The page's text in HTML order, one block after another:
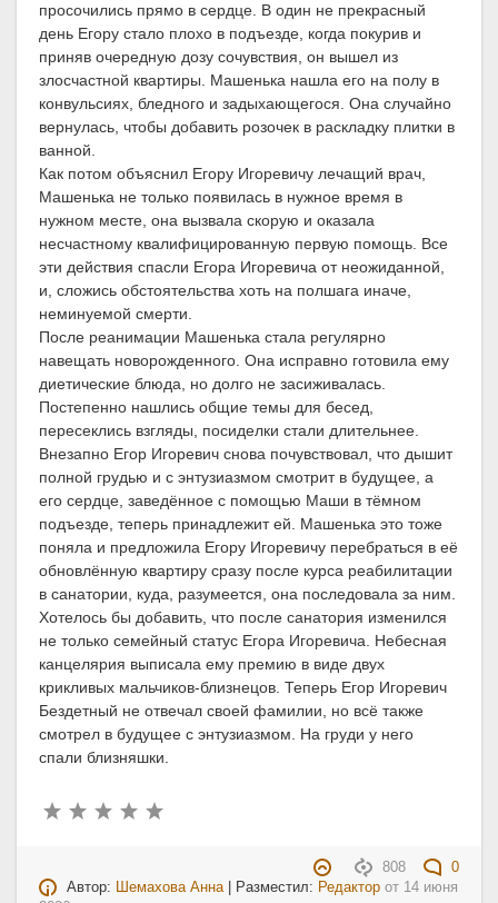
просочились прямо в сердце. В один не прекрасный
день Егору стало плохо в подъезде, когда покурив и
приняв очередную дозу сочувствия, он вышел из
злосчастной квартиры. Машенька нашла его на полу в
конвульсиях, бледного и задыхающегося. Она случайно
вернулась, чтобы добавить розочек в раскладку плитки в
ванной.
Как потом объяснил Егору Игоревичу лечащий врач,
Машенька не только появилась в нужное время в
нужном месте, она вызвала скорую и оказала
несчастному квалифицированную первую помощь. Все
эти действия спасли Егора Игоревича от неожиданной,
и, сложись обстоятельства хоть на полшага иначе,
неминуемой смерти.
После реанимации Машенька стала регулярно
навещать новорожденного. Она исправно готовила ему
диетические блюда, но долго не засиживалась.
Постепенно нашлись общие темы для бесед,
пересеклись взгляды, посиделки стали длительнее.
Внезапно Егор Игоревич снова почувствовал, что дышит
полной грудью и с энтузиазмом смотрит в будущее, а
его сердце, заведённое с помощью Маши в тёмном
подъезде, теперь принадлежит ей. Машенька это тоже
поняла и предложила Егору Игоревичу перебраться в её
обновлённую квартиру сразу после курса реабилитации
в санатории, куда, разумеется, она последовала за ним.
Хотелось бы добавить, что после санатория изменился
не только семейный статус Егора Игоревича. Небесная
канцелярия выписала ему премию в виде двух
крикливых мальчиков-близнецов. Теперь Егор Игоревич
Бездетный не отвечал своей фамилии, но всё также
смотрел в будущее с энтузиазмом. На груди у него
спали близняшки.
808
0
Автор: Шемахова Анна| Разместил: Редактор от 14 июня